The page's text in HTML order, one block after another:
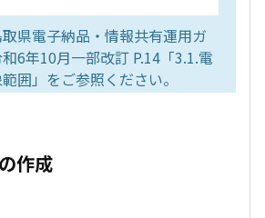
県電子納品・情報共有運用ガ
6年10月一部改訂 P.14「3.1.電
囲」をご参照ください。
作成